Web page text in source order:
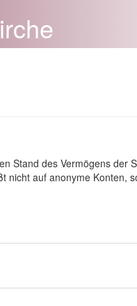
Stand des Vermögens der
nicht auf anonyme Konten,